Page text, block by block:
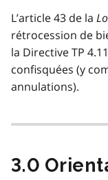
L’article 43 de la
rétrocession de
la Directive TP
confisquées (y
annulations).
3.0